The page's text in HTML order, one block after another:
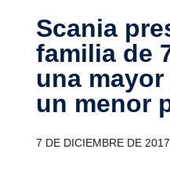
Scania presenta una
familia de
una
un menor
7 DE DICIEMBRE DE 2017